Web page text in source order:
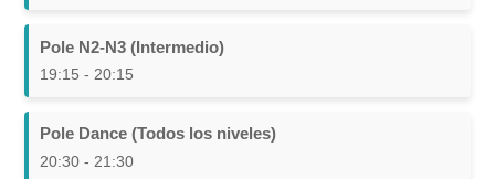
Pole N2-N3 (Intermedio)
19:15 - 20:15
Pole Dance (Todos los niveles)
20:30 - 21:30